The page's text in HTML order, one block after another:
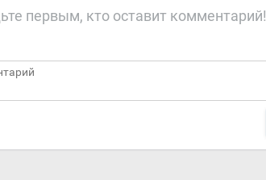
первым, кто оставит комментарий!